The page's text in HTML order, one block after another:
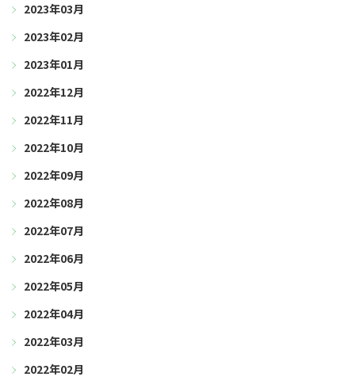
2023年03月
2023年02月
2023年01月
2022年12月
2022年11月
2022年10月
2022年09月
2022年08月
2022年07月
2022年06月
2022年05月
2022年04月
2022年03月
2022年02月